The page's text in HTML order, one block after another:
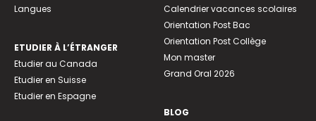
Langues
ETUDIER À L’ÉTRANGER
Etudier au Canada
Etudier en Suisse
Etudier en Espagne
Calendrier vacances scolaires
Orientation Post Bac
Orientation Post Collège
Mon master
Grand Oral 2026
BLOG